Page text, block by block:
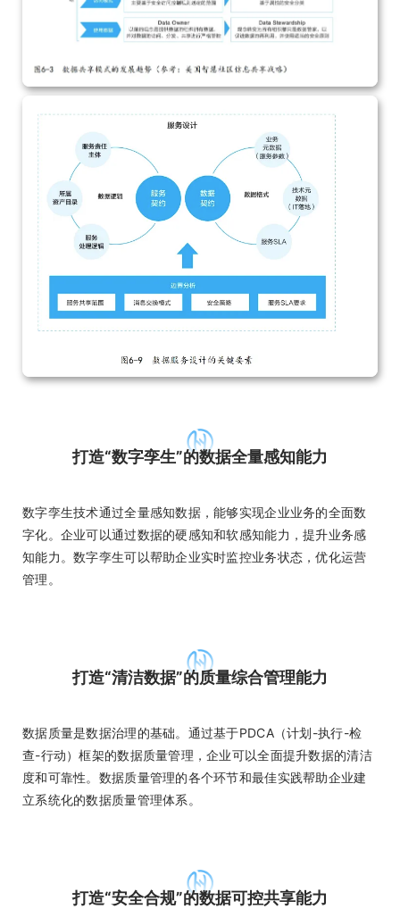
打造“数字孪生”的数据全量感知能力
数字孪生技术通过全量感知数据，能够实现企业业务的全面数
字化。企业可以通过数据的硬感知和软感知能力，提升业务感
知能力。数字孪生可以帮助企业实时监控业务状态，优化运营
管理。
打造“清洁数据”的质量综合管理能力
数据质量是数据治理的基础。通过基于PDCA（计划-执行-检
查-行动）框架的数据质量管理，企业可以全面提升数据的清洁
度和可靠性。数据质量管理的各个环节和最佳实践帮助企业建
立系统化的数据质量管理体系。
打造“安全合规”的数据可控共享能力